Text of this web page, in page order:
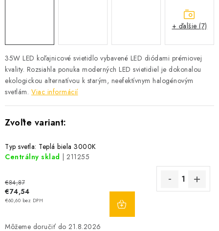
O NÁS - MEGALED & JANTON ZÁKAMENNÉ
Reklamácie a formulár na odstúpenie od zmluvy
Obchodné podmienky
Podmienky ochrany osobných údajov
Zľavy pre profíkov
35W LED koľajnicové svietidlo vybavené LED diódami prémiovej
kvality. Rozsiahla ponuka moderných LED svietidiel je dokonalou
ekologickou alternatívou k starým, neefektívnym halogénovým
svetlám. Viac informácií
Typ svetla: Teplá biela 3000K
Centrálny sklad
| 211255
€84,87
€74,54
€60,60 bez DPH
21.8.2026
+ ďalšie (7)